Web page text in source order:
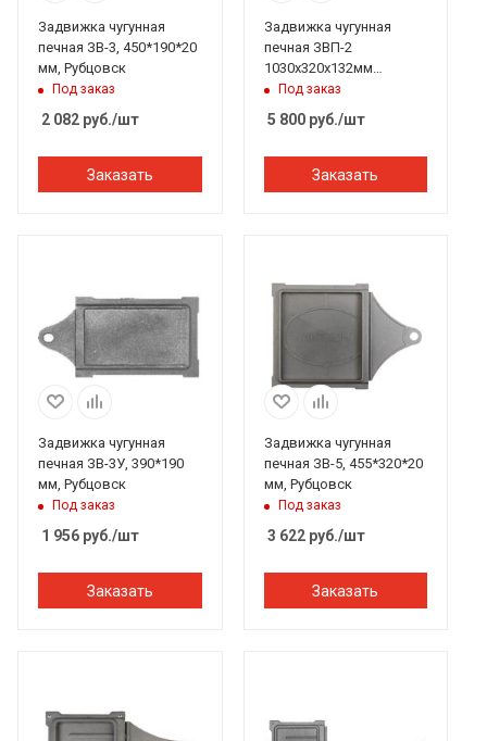
Задвижка чугунная
печная ЗВ-3, 450*190*20
мм, Рубцовск
Под заказ
2 082 руб./шт
Заказать
Задвижка чугунная
печная ЗВП-2
1030х320х132мм
Рубцовск
Под заказ
5 800руб./шт
Заказать
Задвижка чугунная
печная ЗВ-3У, 390*190
мм, Рубцовск
Под заказ
1 956 руб./шт
Заказать
Задвижка чугунная
печная ЗВ-5, 455*320*20
мм, Рубцовск
Под заказ
3 622руб./шт
Заказать